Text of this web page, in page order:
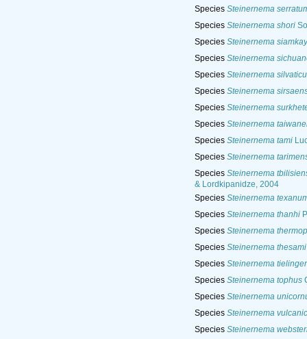
Species Steinernema
Species Steinernema shori
Species Steinernema
Species Steinernema
Species Steinernema
Species Steinernema
Species Steinernema
Species Steinernema
Species Steinernema tami
Species Steinernema
Species Steinernema
& Lordkipanidze, 2004
Species Steinernema
Species Steinernema thanhi
Species Steinernema
Species Steinernema thesami
Species Steinernema
Species Steinernema tophus
Species Steinernema
Species Steinernema
Species Steinernema